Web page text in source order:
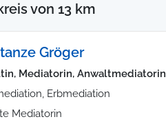
von 13 km
Gröger
Mediatorin, Anwaltmediatorin
Erbmediation
Mediatorin